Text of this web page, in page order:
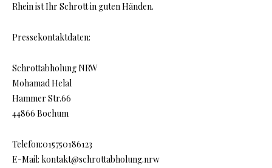
Rhein ist Ihr Schrott in guten Händen.
Pressekontaktdaten:
Schrottabholung NRW
Mohamad Helal
Hammer Str.66
44866 Bochum
Telefon:015750186123
E-Mail: kontakt@schrottabholung.nrw